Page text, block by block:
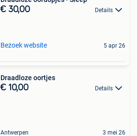
€ 30,00 Details
Bezoek website 5 apr 26
Draadloze oortjes
€ 10,00 Details
Antwerpen 3 mei 26